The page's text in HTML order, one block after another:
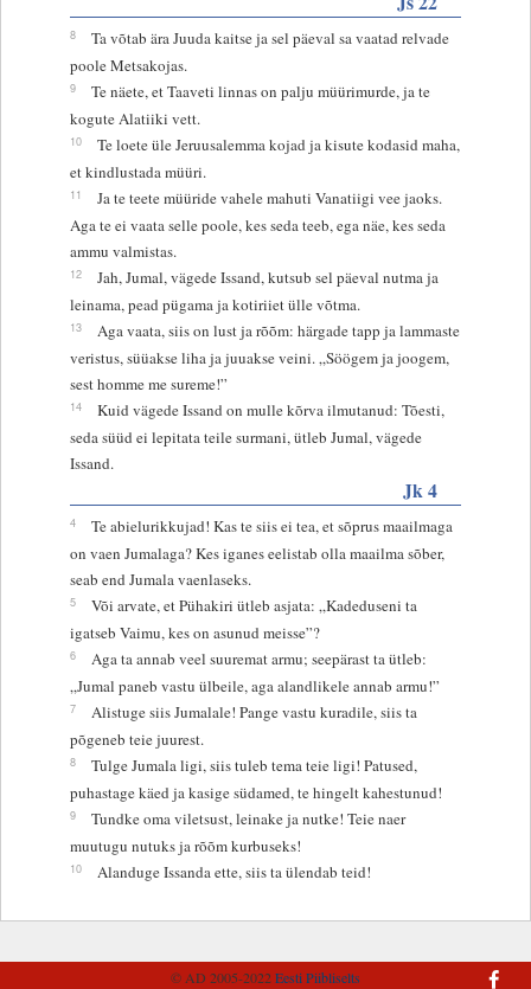
8
Ta võtab ära Juuda kaitse ja sel päeval sa vaatad relvade
poole Metsakojas.
9
Te näete, et Taaveti linnas on palju müürimurde, ja te
kogute Alatiiki vett.
10
Te loete üle Jeruusalemma kojad ja kisute kodasid maha,
et kindlustada müüri.
11
Ja te teete müüride vahele mahuti Vanatiigi vee jaoks.
Aga te ei vaata selle poole, kes seda teeb, ega näe, kes seda
ammu valmistas.
12
Jah, Jumal, vägede Issand, kutsub sel päeval nutma ja
leinama, pead pügama ja kotiriiet ülle võtma.
13
Aga vaata, siis on lust ja rõõm: härgade tapp ja lammaste
veristus, süüakse liha ja juuakse veini. „Söögem ja joogem,
sest homme me sureme!”
14
Kuid vägede Issand on mulle kõrva ilmutanud: Tõesti,
seda süüd ei lepitata teile surmani, ütleb Jumal, vägede
Issand.
Jk 4
4
Te abielurikkujad! Kas te siis ei tea, et sõprus maailmaga
on vaen Jumalaga? Kes iganes eelistab olla maailma sõber,
seab end Jumala vaenlaseks.
5
Või arvate, et Pühakiri ütleb asjata: „Kadeduseni ta
igatseb Vaimu, kes on asunud meisse”?
6
Aga ta annab veel suuremat armu; seepärast ta ütleb:
„Jumal paneb vastu ülbeile, aga alandlikele annab armu!”
7
Alistuge siis Jumalale! Pange vastu kuradile, siis ta
põgeneb teie juurest.
8
Tulge Jumala ligi, siis tuleb tema teie ligi! Patused,
puhastage käed ja kasige südamed, te hingelt kahestunud!
9
Tundke oma viletsust, leinake ja nutke! Teie naer
muutugu nutuks ja rõõm kurbuseks!
10 Alanduge Issanda ette, siis ta ülendab teid!
© AD 2005-2022Eesti Piibliselts